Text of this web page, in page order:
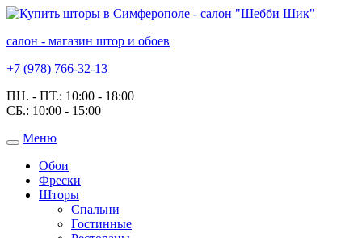
салон - магазин штор и обоев
+7 (978) 766-32-13
ПН. - ПТ.: 10:00 - 18:00
СБ.: 10:00 - 15:00
Toggle
navigation
Меню
Обои
Фрески
Шторы
Спальни
Гостинные